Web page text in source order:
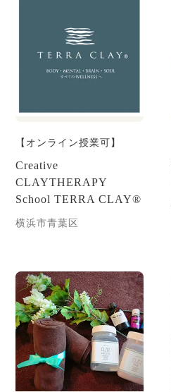
【オンライン授業可】
Creative
CLAYTHERAPY
School TERRA CLAY®︎
横浜市青葉区